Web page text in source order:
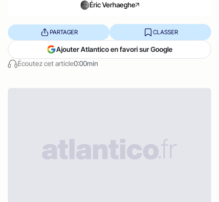
Éric Verhaeghe
Écoutez cet article0:00min
PARTAGER CLASSER
Ajouter Atlantico en favori sur Google